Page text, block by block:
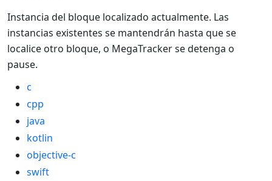
Instancia del bloque localizado actualmente. Las
instancias existentes se mantendrán hasta que se
localice otro bloque, o MegaTracker se detenga o
pause.
c
cpp
java
kotlin
objective-c
swift